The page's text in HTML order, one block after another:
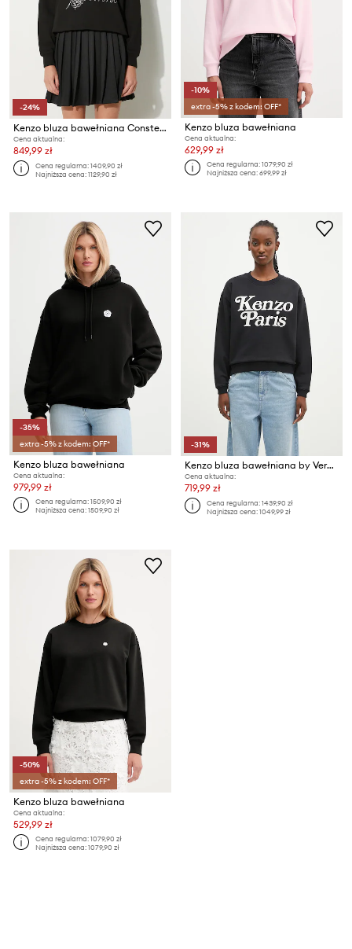
-24%
Kenzo bluza bawełniana Constellation Emb Classic
Cena aktualna:
849,99 zł
Cena regularna:1409,90 zł
Najniższa cena:1129,90 zł
-10%
extra -5% z kodem: OFF*
Kenzo bluza bawełniana
Cena aktualna:
629,99 zł
Cena regularna:1079,90 zł
Najniższa cena:699,99 zł
-35%
extra -5% z kodem: OFF*
Kenzo bluza bawełniana
Cena aktualna:
979,99 zł
Cena regularna:1509,90 zł
Najniższa cena:1509,90 zł
-31%
Kenzo bluza bawełniana by Verdy Regular Sweatshirt
Cena aktualna:
719,99 zł
Cena regularna:1439,90 zł
Najniższa cena:1049,99 zł
-50%
extra -5% z kodem: OFF*
Kenzo bluza bawełniana
Cena aktualna:
529,99 zł
Cena regularna:1079,90 zł
Najniższa cena:1079,90 zł